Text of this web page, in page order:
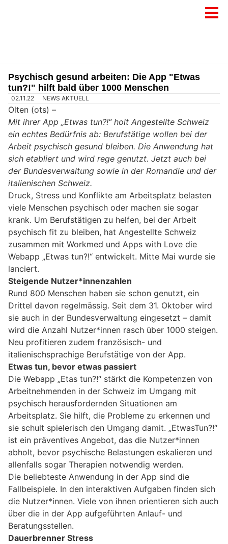
Psychisch gesund arbeiten: Die App "Etwas
tun?!" hilft bald über 1000 Menschen
02.11.22 NEWS AKTUELL
Olten (ots) –
Mit ihrer App „Etwas tun?!“ holt Angestellte Schweiz
ein echtes Bedürfnis ab: Berufstätige wollen bei der
Arbeit psychisch gesund bleiben. Die Anwendung hat
sich etabliert und wird rege genutzt. Jetzt auch bei
der Bundesverwaltung sowie in der Romandie und der
italienischen Schweiz.
Druck, Stress und Konflikte am Arbeitsplatz belasten
viele Menschen psychisch oder machen sie sogar
krank. Um Berufstätigen zu helfen, bei der Arbeit
psychisch fit zu bleiben, hat Angestellte Schweiz
zusammen mit Workmed und Apps with Love die
Webapp „Etwas tun?!“ entwickelt. Mitte Mai wurde sie
lanciert.
Steigende Nutzer*innenzahlen
Rund 800 Menschen haben sie schon genutzt, ein
Drittel davon regelmässig. Seit dem 31. Oktober wird
sie auch in der Bundesverwaltung eingesetzt – damit
wird die Anzahl Nutzer*innen rasch über 1000 steigen.
Neu profitieren zudem französisch- und
italienischsprachige Berufstätige von der App.
Etwas tun, bevor etwas passiert
Die Webapp „Etas tun?!“ stärkt die Kompetenzen von
Arbeitnehmenden in der Schweiz im Umgang mit
psychisch herausfordernden Situationen am
Arbeitsplatz. Sie hilft, die Probleme zu erkennen und
sie schult spielerisch den Umgang damit. „EtwasTun?!“
ist ein präventives Angebot, das die Nutzer*innen
abholt, bevor psychische Belastungen eskalieren und
allenfalls sogar Therapien notwendig werden.
Die beliebteste Anwendung in der App sind die
Fallbeispiele. In den interaktiven Aufgaben finden sich
die Nutzer*innen. Viele von ihnen orientieren sich auch
über die in der App aufgeführten Anlauf- und
Beratungsstellen.
Dauerbrenner Stress